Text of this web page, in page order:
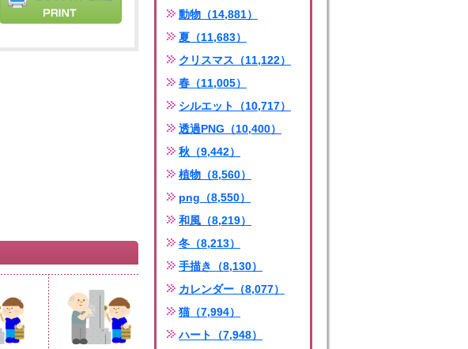
動物（14,881）
夏（11,683）
クリスマス（11,122）
春（11,005）
シルエット（10,717）
透過PNG（10,400）
秋（9,442）
植物（8,560）
png（8,550）
和風（8,219）
冬（8,213）
手描き（8,130）
カレンダー（8,077）
猫（7,994）
ハート（7,948）